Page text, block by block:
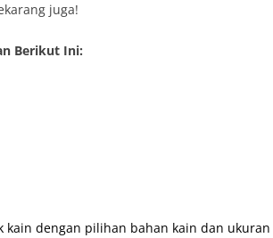
juga!
Berikut Ini:
dengan pilihan bahan kain dan